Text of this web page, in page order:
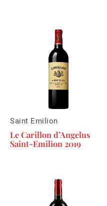
Saint Emilion
Le Carillon d’Angelus
Saint-Emilion 2019